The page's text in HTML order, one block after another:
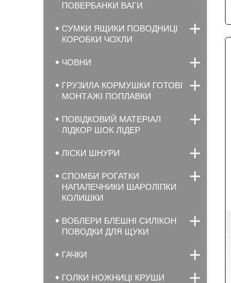
ПОВЕРБАНКИ ВАГИ
СУМКИ ЯЩИКИ ПОВОДНИЦІ
КОРОБКИ ЧОХЛИ
ЧОВНИ
ГРУЗИЛА КОРМУШКИ ГОТОВІ
МОНТАЖІ ПОПЛАВКИ
ПОВІДКОВИЙ МАТЕРІАЛ
ЛІДКОР ШОК ЛІДЕР
ЛІСКИ ШНУРИ
СПОМБИ РОГАТКИ
НАПАЛЕЧНИКИ ШАРОЛІПКИ
КОЛИШКИ
ВОБЛЕРИ БЛЕШНІ СИЛІКОН
ПОВОДКИ ДЛЯ ЩУКИ
ГАЧКИ
ГОЛКИ НОЖНИЦІ КРУШИ